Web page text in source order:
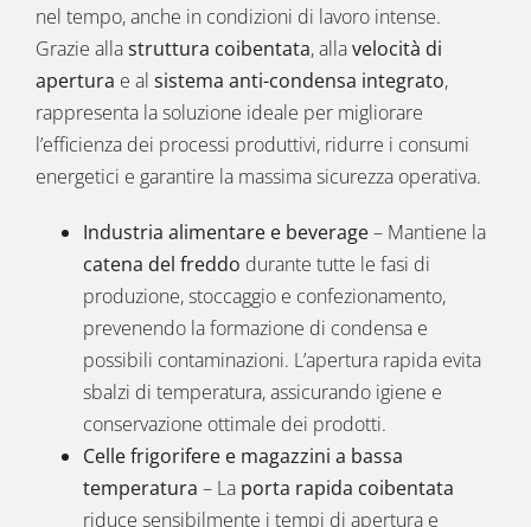
nel tempo, anche in condizioni di lavoro intense.
Grazie allastruttura coibentata, allavelocità di
apertura e al sistema anti-condensa integrato,
rappresenta la soluzione ideale per migliorare
l’efficienza dei processi produttivi, ridurre i consumi
energetici e garantire la massima sicurezza operativa.
Industria alimentare e beverage– Mantiene la
catena del freddo durante tutte le fasi di
produzione, stoccaggio e confezionamento,
prevenendo la formazione di condensa e
possibili contaminazioni. L’apertura rapida evita
sbalzi di temperatura, assicurando igiene e
conservazione ottimale dei prodotti.
Celle frigorifere e magazzini a bassa
temperatura – La porta rapida coibentata
riduce sensibilmente i tempi di apertura e